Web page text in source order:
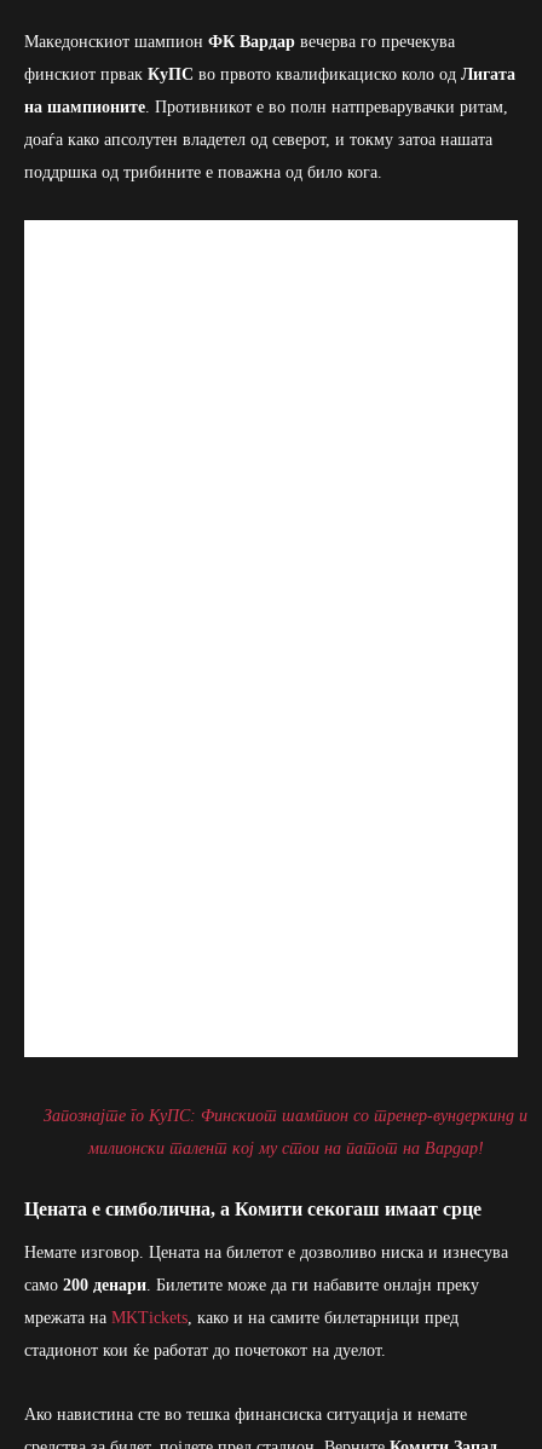
Македонскиот шампион ФК Вардар вечерва го пречекува
финскиот првак КуПС во првото квалификациско коло од Лигата
на шампионите. Противникот е во полн натпреварувачки ритам,
доаѓа како апсолутен владетел од северот, и токму затоа нашата
поддршка од трибините е поважна од било кога.
Запознајте го КуПС: Финскиот шампион со тренер-вундеркинд и
милионски талент кој му стои на патот на Вардар!
Цената е симболична, а Комити секогаш имаат срце
Немате изговор. Цената на билетот е дозволиво ниска и изнесува
само 200 денари. Билетите може да ги набавите онлајн преку
мрежата на MKTickets, како и на самите билетарници пред
стадионот кои ќе работат до почетокот на дуелот.
Ако навистина сте во тешка финансиска ситуација и немате